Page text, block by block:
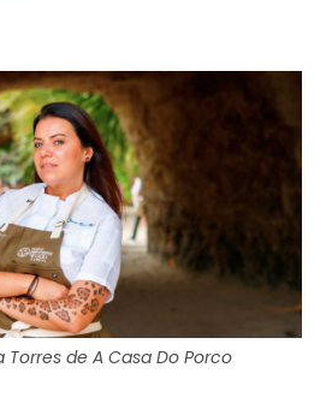
de A Casa Do Porco